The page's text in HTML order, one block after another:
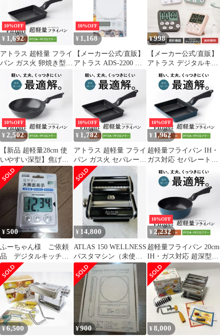
ティング PFOA PFOS
フリー FRP-ITMV
10%OFF
¥ 1,692
アトラス 超軽量 フライ
パン ガス火 卵焼き型
四角 軽い 焦げ付かない
高熱効率 ダイキン
Silkware シルクウェア
アルミダイキャスト 鋳
物 耐久性コーティング
PFOA PFOS フリー
Villight（ヴィライト）
ブラック FRP-TMV
10%OFF
¥ 1,168
【メーカー公式/直販】
アトラス ADS-2200 デ
ジタルスケール 2kg 微
量モード0.1g対応 キッ
チン クッキング スケー
ル 秤 はかり 風袋切り
0表示 縦置き可能 計量
範囲1g～ ホワイト
ADS-2200
¥998
【メーカー公式/直販】
アトラス デジタルキッ
チンタイマー マグネッ
ト付き 見やすい 大画面
時計付き スタンド付き
ストラップ穴 カウント
アップ カウントダウン
6ボタン AT-L03
10%OFF
¥ 2,502
【新品 超軽量28cm 使
いやすい深型】焦げ付
きずらい アトラス 炒め
鍋 ガス火専用 Silkware
/ FRP-D28V
10%OFF
¥ 1,782
アトラス 超軽量 フライ
パン ガス火 セパレート
型 四角 軽い 焦げ付か
ない 高熱効率 ダイキン
Silkware シルクウェア
アルミダイキャスト 鋳
物 耐久性コーティング
PFOA PFOS フリー
Vilight（ヴィライト）
ブラック FRP-SPV
10%OFF
¥ 1,962
超軽量フライパン IH・
ガス対応 セパレート型
四角 軽量 焦げ付かない
くっつかない アルミダ
イキャスト 鋳物 耐久性
コーティング PFOA
PFOS フリー FRP-ISPV
¥500
ふーちゃん様 ご依頼
品 デジタルキッチン
タイマー AT-02WH
アトラス
¥ 14,800
ATLAS 150 WELLNESS
パスタマシン（未使
用）
10%OFF
¥ 2,232
超軽量フライパン 20cm
IH・ガス対応 超深型
軽々持てる 焦げ付かな
い 炒め鍋 くっつかない
アルミダイキャスト 鋳
物 耐久性コーティング
PFOA PFOS フリー
FRP-ISD20V
¥6,500 ¥900 ¥8,000